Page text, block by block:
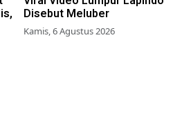
Disebut Meluber
Kamis, 6 Agustus 2026